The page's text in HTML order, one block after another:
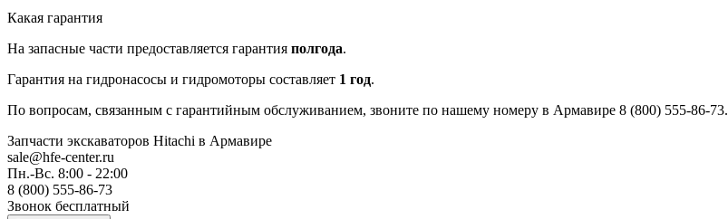
Какая гарантия
На запасные части предоставляется гарантия полгода.
Гарантия на гидронасосы и гидромоторы составляет 1 год.
По вопросам, связанным с гарантийным обслуживанием, звоните по нашему номеру в Армавире 8 (800) 555-86-73.
Запчасти экскаваторов Hitachi в Армавире
sale@hfe-center.ru
Пн.-Вс. 8:00 - 22:00
8 (800) 555-86-73
Звонок бесплатный